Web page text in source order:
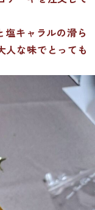
塩キャラルの滑ら
人な味でとっても